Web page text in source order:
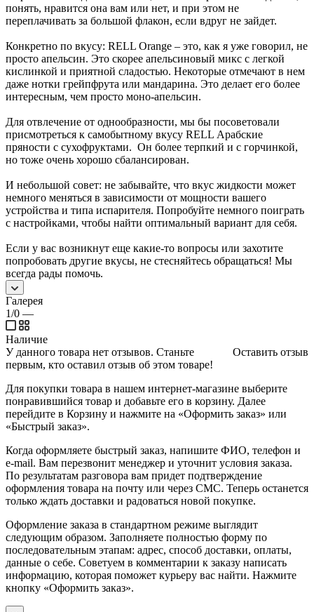
понять, нравится она вам или нет, и при этом не
переплачивать за большой флакон, если вдруг не зайдет.
Конкретно по вкусу: RELL Orange – это, как я уже говорил, не
просто апельсин. Это скорее апельсиновый микс с легкой
кислинкой и приятной сладостью. Некоторые отмечают в нем
даже нотки грейпфрута или мандарина. Это делает его более
интересным, чем просто моно-апельсин.
Для отвлечение от однообразности, мы бы посоветовали
присмотреться к самобытному вкусу RELL Арабские
пряности с сухофруктами. Он более терпкий и с горчинкой,
но тоже очень хорошо сбалансирован.
И небольшой совет: не забывайте, что вкус жидкости может
немного меняться в зависимости от мощности вашего
устройства и типа испарителя. Попробуйте немного поиграть
с настройками, чтобы найти оптимальный вариант для себя.
Если у вас возникнут еще какие-то вопросы или захотите
попробовать другие вкусы, не стесняйтесь обращаться! Мы
всегда рады помочь.
Галерея
1/0 —
Наличие
Оставить отзыв
У данного товара нет отзывов. Станьте
первым, кто оставил отзыв об этом товаре!
Для покупки товара в нашем интернет-магазине выберите
понравившийся товар и добавьте его в корзину. Далее
перейдите в Корзину и нажмите на «Оформить заказ» или
«Быстрый заказ».
Когда оформляете быстрый заказ, напишите ФИО, телефон и
e-mail. Вам перезвонит менеджер и уточнит условия заказа.
По результатам разговора вам придет подтверждение
оформления товара на почту или через СМС. Теперь останется
только ждать доставки и радоваться новой покупке.
Оформление заказа в стандартном режиме выглядит
следующим образом. Заполняете полностью форму по
последовательным этапам: адрес, способ доставки, оплаты,
данные о себе. Советуем в комментарии к заказу написать
информацию, которая поможет курьеру вас найти. Нажмите
кнопку «Оформить заказ».